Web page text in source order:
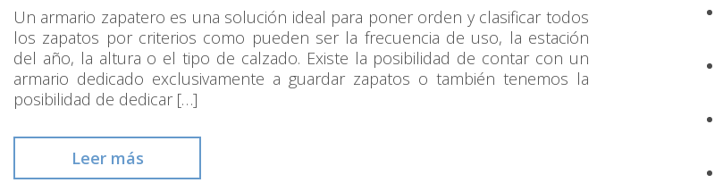
Un armario zapatero es una solución ideal para poner orden y clasificar todos
los zapatos por criterios como pueden ser la frecuencia de uso, la estación
del año, la altura o el tipo de calzado. Existe la posibilidad de contar con un
armario dedicado exclusivamente a guardar zapatos o también tenemos la
posibilidad de dedicar […]
Leer más